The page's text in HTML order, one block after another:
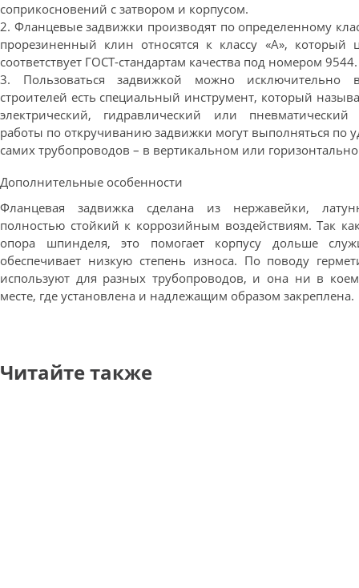
соприкосновений с затвором и корпусом.
2. Фланцевые задвижки производят по определенному
прорезиненный клин относятся к классу «А», который
соответствует ГОСТ-стандартам качества под номером 9544.
3. Пользоваться задвижкой можно
строителей есть специальный инструмент, который
электрический, гидравлический или
работы по откручиванию задвижки могут выполняться по
самих трубопроводов – в вертикальном или
Дополнительные особенности
Фланцевая задвижка сделана из нержавейки,
полностью стойкий к коррозийным воздействиям. Так
опора шпинделя, это помогает корпусу дольше
обеспечивает низкую степень износа. По поводу
используют для разных трубопроводов, и она ни в
месте, где установлена и надлежащим образом закреплена.
Читайте также